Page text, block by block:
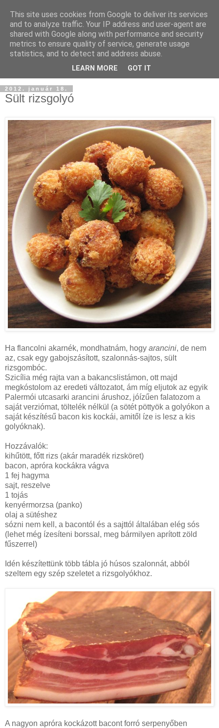
2012. január 18.
Sült rizsgolyó
Ha flancolni akarnék, mondhatnám, hogy arancini, de nem
az, csak egy gabojszásított, szalonnás-sajtos, sült
rizsgombóc.
Szicília még rajta van a bakancslistámon, ott majd
megkóstolom az eredeti változatot, ám míg eljutok az egyik
Palermói utcasarki arancini árushoz, jóízűen falatozom a
saját verziómat, töltelék nélkül (a sötét pöttyök a golyókon a
saját készítésű bacon kis kockái, amitől íze is lesz a kis
golyóknak).
Hozzávalók:
kihűtött, főtt rizs (akár maradék rizsköret)
bacon, apróra kockákra vágva
1 fej hagyma
sajt, reszelve
1 tojás
kenyérmorzsa (panko)
olaj a sütéshez
sózni nem kell, a bacontól és a sajttól általában elég sós
(lehet még ízesíteni borssal, meg bármilyen aprított zöld
fűszerrel)
Idén készítettünk több tábla jó húsos szalonnát, abból
szeltem egy szép szeletet a rizsgolyókhoz.
A nagyon apróra kockázott bacont forró serpenyőben
This site uses cookies from Google to deliver its services
and to analyze traffic. Your IP address and user-agent are
shared with Google along with performance and security
metrics to ensure quality of service, generate usage
statistics, and to detect and address abuse.
LEARN MORE GOT IT